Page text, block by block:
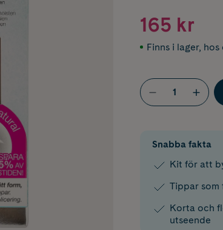
165 kr
Finns i lager, hos
Snabba fakta
Kit för att
Tippar som
Korta och
utseende